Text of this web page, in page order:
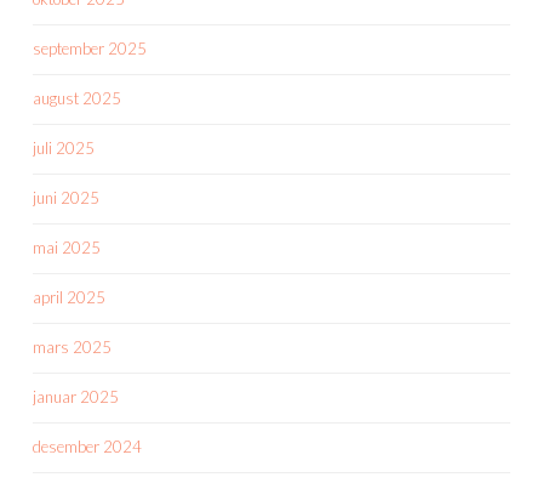
september 2025
august 2025
juli 2025
juni 2025
mai 2025
april 2025
mars 2025
januar 2025
desember 2024